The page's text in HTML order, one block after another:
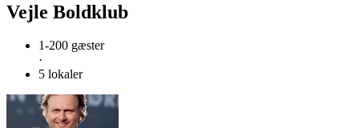
Vejle Boldklub
1-200 gæster
·
5 lokaler